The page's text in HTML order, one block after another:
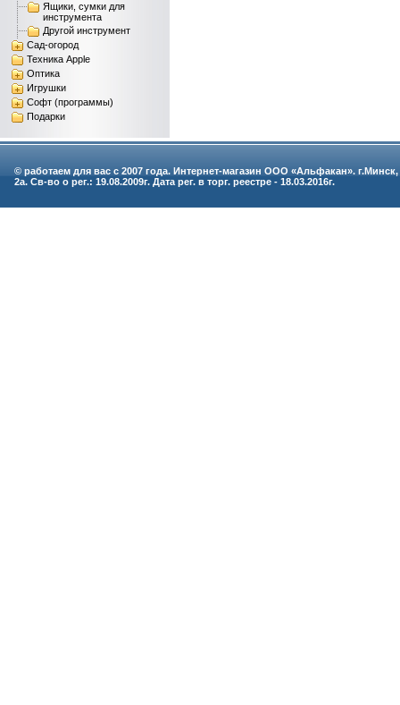
Ящики, сумки для
инструмента
Другой инструмент
Сад-огород
Техника Apple
Оптика
Игрушки
Софт (программы)
Подарки
© работаем для вас с 2007 года. Интернет-магазин ООО «Альфакан».
2а. Св-во о рег.: 19.08.2009г. Дата рег. в торг. реестре - 18.03.2016г.